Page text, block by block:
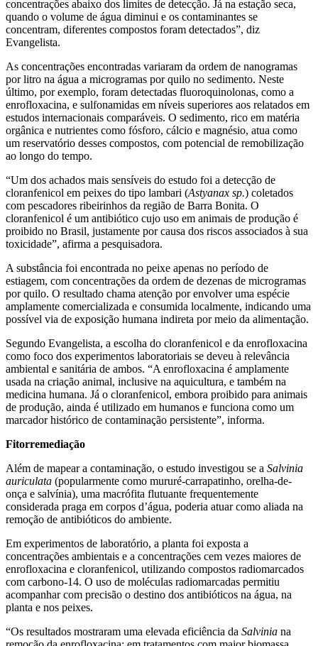
concentrações abaixo dos limites de detecção. Já na estação seca,
quando o volume de água diminui e os contaminantes se
concentram, diferentes compostos foram detectados”, diz
Evangelista.
As concentrações encontradas variaram da ordem de nanogramas
por litro na água a microgramas por quilo no sedimento. Neste
último, por exemplo, foram detectadas fluoroquinolonas, como a
enrofloxacina, e sulfonamidas em níveis superiores aos relatados em
estudos internacionais comparáveis. O sedimento, rico em matéria
orgânica e nutrientes como fósforo, cálcio e magnésio, atua como
um reservatório desses compostos, com potencial de remobilização
ao longo do tempo.
“Um dos achados mais sensíveis do estudo foi a detecção de
cloranfenicol em peixes do tipo lambari (Astyanax sp.) coletados
com pescadores ribeirinhos da região de Barra Bonita. O
cloranfenicol é um antibiótico cujo uso em animais de produção é
proibido no Brasil, justamente por causa dos riscos associados à sua
toxicidade”, afirma a pesquisadora.
A substância foi encontrada no peixe apenas no período de
estiagem, com concentrações da ordem de dezenas de microgramas
por quilo. O resultado chama atenção por envolver uma espécie
amplamente comercializada e consumida localmente, indicando uma
possível via de exposição humana indireta por meio da alimentação.
Segundo Evangelista, a escolha do cloranfenicol e da enrofloxacina
como foco dos experimentos laboratoriais se deveu à relevância
ambiental e sanitária de ambos. “A enrofloxacina é amplamente
usada na criação animal, inclusive na aquicultura, e também na
medicina humana. Já o cloranfenicol, embora proibido para animais
de produção, ainda é utilizado em humanos e funciona como um
marcador histórico de contaminação persistente”, informa.
Fitorremediação
Além de mapear a contaminação, o estudo investigou se a Salvinia
auriculata (popularmente como mururé-carrapatinho, orelha-de-
onça e salvínia), uma macrófita flutuante frequentemente
considerada praga em corpos d’água, poderia atuar como aliada na
remoção de antibióticos do ambiente.
Em experimentos de laboratório, a planta foi exposta a
concentrações ambientais e a concentrações cem vezes maiores de
enrofloxacina e cloranfenicol, utilizando compostos radiomarcados
com carbono-14. O uso de moléculas radiomarcadas permitiu
acompanhar com precisão o destino dos antibióticos na água, na
planta e nos peixes.
“Os resultados mostraram uma elevada eficiência da Salvinia na